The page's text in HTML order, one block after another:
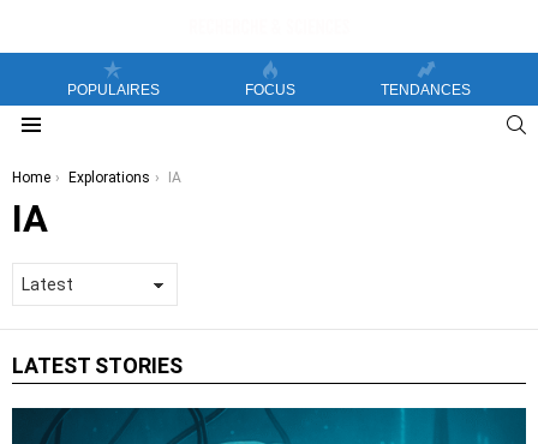
POPULAIRES FOCUS TENDANCES
You are here:
Home Explorations IA
IA
LATEST STORIES